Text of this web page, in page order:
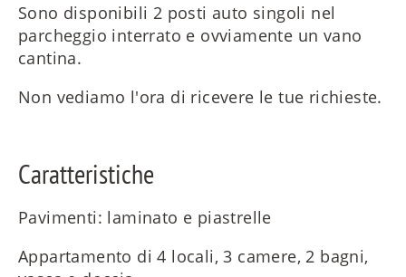
Sono disponibili 2 posti auto singoli nel
parcheggio interrato e ovviamente un vano
cantina.
Non vediamo l'ora di ricevere le tue richieste.
Caratteristiche
Pavimenti: laminato e piastrelle
Appartamento di 4 locali, 3 camere, 2 bagni,